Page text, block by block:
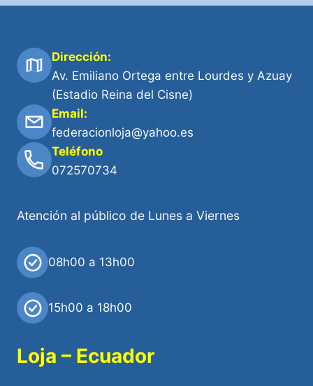
Dirección:
Av. Emiliano Ortega entre Lourdes y Azuay
(Estadio Reina del Cisne)
Email:
federacionloja@yahoo.es
Teléfono
072570734
Atención al público de Lunes a Viernes
08h00 a 13h00
15h00 a 18h00
Loja – Ecuador